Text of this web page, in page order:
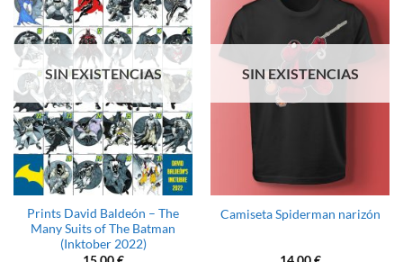
SIN EXISTENCIAS
Prints David Baldeón – The
Many Suits of The Batman
(Inktober 2022)
SIN EXISTENCIAS
Camiseta Spiderman narizón